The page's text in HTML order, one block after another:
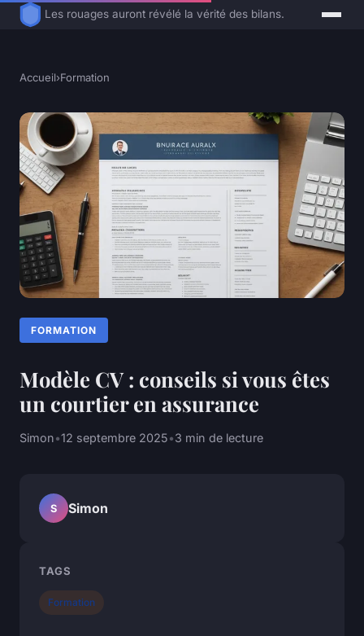
Les rouages auront révélé la vérité des bilans.
Accueil›Formation
FORMATION
Modèle CV : conseils si vous êtes
un courtier en assurance
Simon•12 septembre 2025•3 min de lecture
S Simon
TAGS
Formation